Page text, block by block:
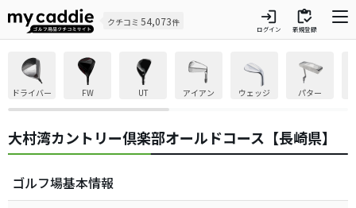
クチコミ 54,073件 login
ログイン
inventory
新規登録
ドライバー FW UT アイアン ウェッジ パター
大村湾カントリー倶楽部オールドコース【長崎県】
ゴルフ場基本情報